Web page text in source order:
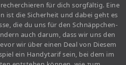
für dich sorgfältig. Eine
ist die Sicherheit und dabei geht es
die du uns für den Schnäppchen-
auch darum, dass wir uns den
wir über einen Deal von Diesem
ein Handytarif sein, bei dem im